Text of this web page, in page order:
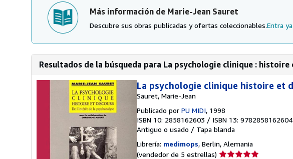
Más información de Marie-Jean Sauret
Descubre sus obras publicadas y ofertas coleccionables.Entra
Resultados de la búsqueda para La psychologie clinique : histoire
La psychologie clinique histoire et
Sauret, Marie-Jean
Publicado por PU MIDI, 1998
ISBN 10: 2858162603 / ISBN 13: 9782858162604
Antiguo o usado / Tapa blanda
Librería: medimops, Berlin, Alemania
(vendedor de 5 estrellas) Calificación